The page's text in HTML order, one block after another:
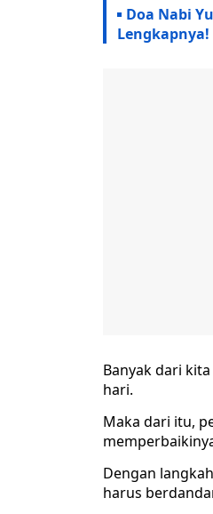
Doa Nabi
Lengkapnya!
Banyak dari
hari.
Maka dari itu,
Dengan
harus